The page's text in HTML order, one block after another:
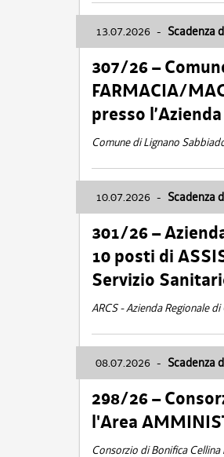
13.07.2026 - Scadenza
307/26 –
FARMACIA/
presso
Comune di Lignano
10.07.2026 - Scadenza
301/26 –
10 posti di
Servizio
ARCS - Azienda Regionale
08.07.2026 - Scadenza
298/26 –
l'Area
Consorzio di Bonifica Cellina